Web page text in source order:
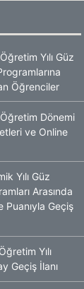
Yılı Güz
Öğrenciler
Dönemi
ve Online
Yılı Güz
Arasında
Puanıyla Geçiş
Yılı
Geçiş İlanı